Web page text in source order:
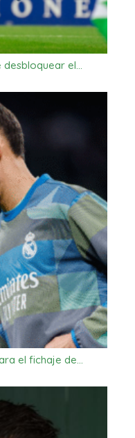
desbloquear el…
el fichaje de…